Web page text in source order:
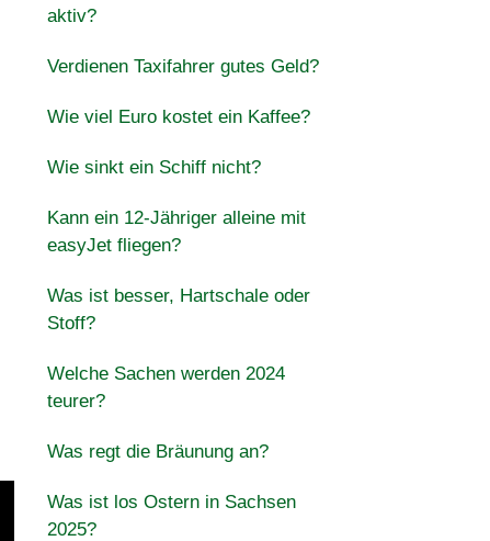
aktiv?
Verdienen Taxifahrer gutes Geld?
Wie viel Euro kostet ein Kaffee?
Wie sinkt ein Schiff nicht?
Kann ein 12-Jähriger alleine mit
easyJet fliegen?
Was ist besser, Hartschale oder
Stoff?
Welche Sachen werden 2024
teurer?
Was regt die Bräunung an?
Was ist los Ostern in Sachsen
2025?